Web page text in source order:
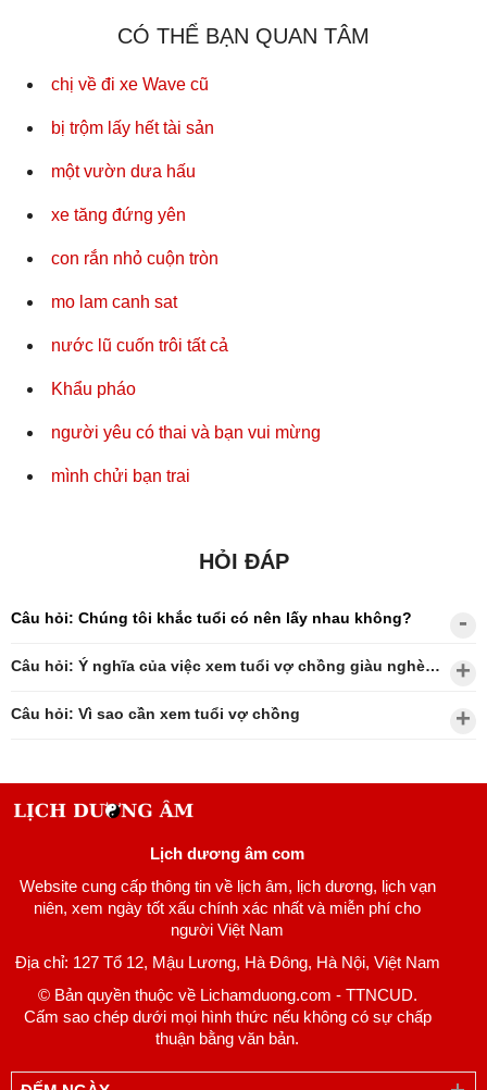
CÓ THỂ BẠN QUAN TÂM
chị về đi xe Wave cũ
bị trộm lấy hết tài sản
một vườn dưa hấu
xe tăng đứng yên
con rắn nhỏ cuộn tròn
mo lam canh sat
nước lũ cuốn trôi tất cả
Khẩu pháo
người yêu có thai và bạn vui mừng
mình chửi bạn trai
HỎI ĐÁP
Câu hỏi: Chúng tôi khắc tuổi có nên lấy nhau không?
Câu hỏi: Ý nghĩa của việc xem tuổi vợ chồng giàu nghèo?
Câu hỏi: Vì sao cần xem tuổi vợ chồng
Lịch dương âm com
Website cung cấp thông tin về lịch âm, lịch dương, lịch vạn
niên, xem ngày tốt xấu chính xác nhất và miễn phí cho
người Việt Nam
Địa chỉ: 127 Tổ 12, Mậu Lương, Hà Đông, Hà Nội, Việt Nam
© Bản quyền thuộc về Lichamduong.com - TTNCUD.
Cấm sao chép dưới mọi hình thức nếu không có sự chấp
thuận bằng văn bản.